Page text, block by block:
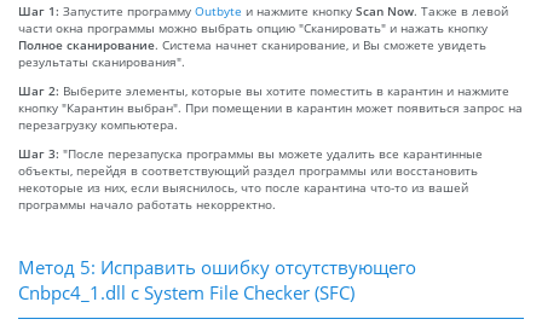
Шаг 1: Запустите программу Outbyte и нажмите кнопку Scan Now. Также в левой
части окна программы можно выбрать опцию "Сканировать" и нажать кнопку
Полное сканирование. Система начнет сканирование, и Вы сможете увидеть
результаты сканирования".
Шаг 2: Выберите элементы, которые вы хотите поместить в карантин и нажмите
кнопку "Карантин выбран". При помещении в карантин может появиться запрос на
перезагрузку компьютера.
Шаг 3: "После перезапуска программы вы можете удалить все карантинные
объекты, перейдя в соответствующий раздел программы или восстановить
некоторые из них, если выяснилось, что после карантина что-то из вашей
программы начало работать некорректно.
Метод 5: Исправить ошибку отсутствующего
Cnbpc4_1.dll с System File Checker (SFC)